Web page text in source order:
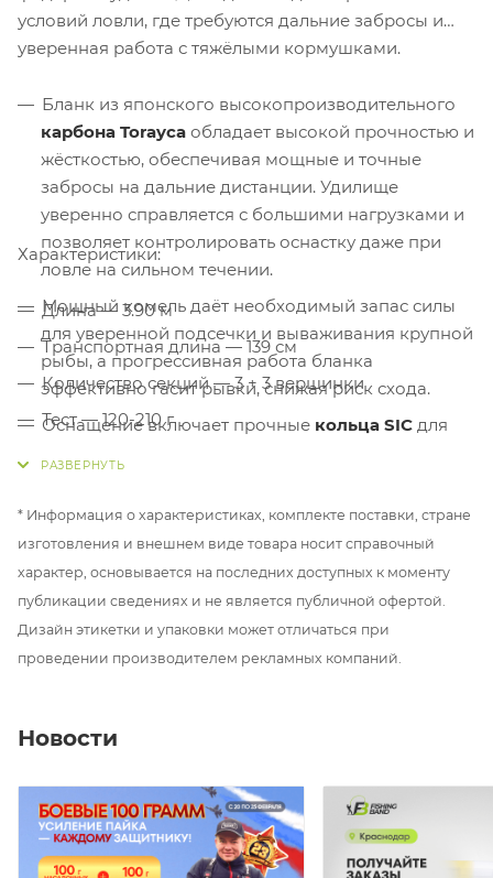
условий ловли, где требуются дальние забросы и
уверенная работа с тяжёлыми кормушками.
Бланк из японского высокопроизводительного
карбона Torayca обладает высокой прочностью и
жёсткостью, обеспечивая мощные и точные
забросы на дальние дистанции. Удилище
уверенно справляется с большими нагрузками и
позволяет контролировать оснастку даже при
ловле на сильном течении.
Мощный комель даёт необходимый запас силы
для уверенной подсечки и вываживания крупной
рыбы, а прогрессивная работа бланка
эффективно гасит рывки, снижая риск схода.
Оснащение включает прочные кольца SIC для
эргономичную
В комплект входят три высокочувствительные
карбоновые вершинки квивертипы (2.0 / 3.0 / 4.0
oz), которые позволяют фиксировать даже
Характеристики:
Длина — 3.90 м
Транспортная длина — 139 см
Количество секций — 3 + 3 вершинки
Тест — 120-210 г
Тип колец — SIC
Катушкодержатель — винтовой, современный
Рукоять — Duplon (EVA)
Вершинки — карбоновые, 1.0 / 2.0 / 3.0 oz
* Информация о характеристиках, комплекте поставки, стране
изготовления и внешнем виде товара носит справочный
характер, основывается на последних доступных к моменту
публикации сведениях и не является публичной офертой.
Дизайн этикетки и упаковки может отличаться при
проведении производителем рекламных компаний.
Новости